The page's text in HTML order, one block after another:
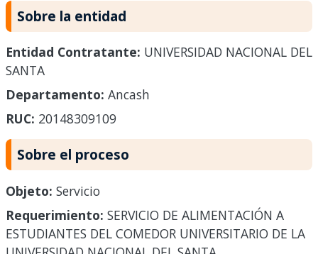
Sobre la entidad
Entidad Contratante: UNIVERSIDAD NACIONAL DEL
SANTA
Departamento: Ancash
RUC: 20148309109
Sobre el proceso
Objeto: Servicio
Requerimiento: SERVICIO DE ALIMENTACIÓN A
ESTUDIANTES DEL COMEDOR UNIVERSITARIO DE LA